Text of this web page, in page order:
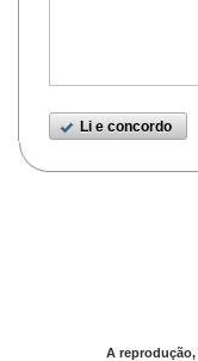
Li e concordo
A